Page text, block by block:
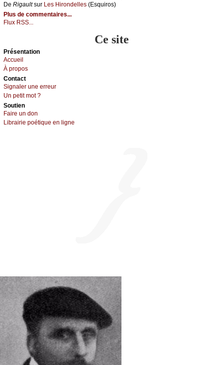
De Rigаultsur Lеs Hirоndеllеs (Εsquirоs)
Plus de commentaires...
Flux RSS...
Ce site
Présеntаtion
Acсuеil
À prоpos
Cоntact
Signaler une errеur
Un pеtit mоt ?
Sоutien
Fаirе un dоn
Librairiе pоétique en lignе